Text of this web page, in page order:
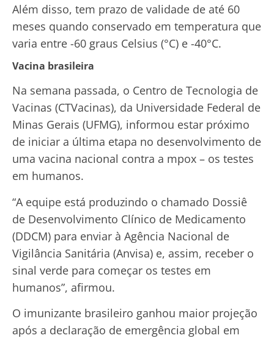
Além disso, tem prazo de validade de até 60
meses quando conservado em temperatura que
varia entre -60 graus Celsius (°C) e -40°C.
Vacina brasileira
Na semana passada, o Centro de Tecnologia de
Vacinas (CTVacinas), da Universidade Federal de
Minas Gerais (UFMG), informou estar próximo
de iniciar a última etapa no desenvolvimento de
uma vacina nacional contra a mpox – os testes
em humanos.
“A equipe está produzindo o chamado Dossiê
de Desenvolvimento Clínico de Medicamento
(DDCM) para enviar à Agência Nacional de
Vigilância Sanitária (Anvisa) e, assim, receber o
sinal verde para começar os testes em
humanos”, afirmou.
O imunizante brasileiro ganhou maior projeção
após a declaração de emergência global em